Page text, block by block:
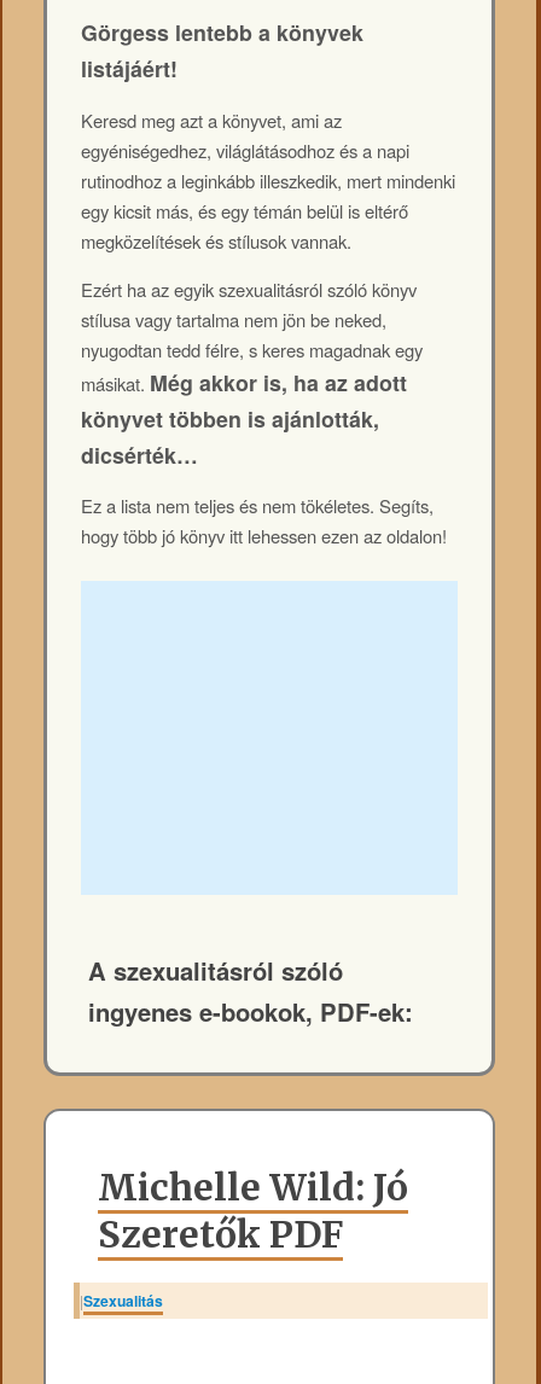
Görgess lentebb a könyvek
listájáért!
Keresd meg azt a könyvet, ami az
egyéniségedhez, világlátásodhoz és a napi
rutinodhoz a leginkább illeszkedik, mert mindenki
egy kicsit más, és egy témán belül is eltérő
megközelítések és stílusok vannak.
Ezért ha az egyik szexualitásról szóló könyv
stílusa vagy tartalma nem jön be neked,
nyugodtan tedd félre, s keres magadnak egy
másikat. Még akkor is, ha az adott
könyvet többen is ajánlották,
dicsérték…
Ez a lista nem teljes és nem tökéletes. Segíts,
hogy több jó könyv itt lehessen ezen az oldalon!
A szexualitásról szóló
ingyenes e-bookok, PDF-ek:
Michelle Wild: Jó
Szeretők PDF
|Szexualitás